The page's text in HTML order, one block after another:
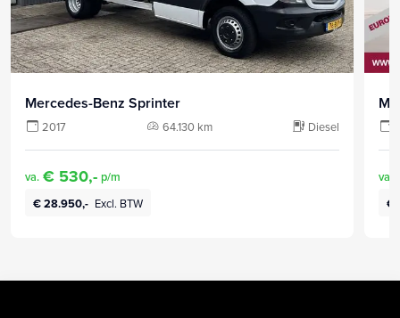
Mercedes-Benz Sprinter
2017 64.130 km Diesel
va. € 530,- p/m
€ 28.950,- Excl. BTW
va.
€